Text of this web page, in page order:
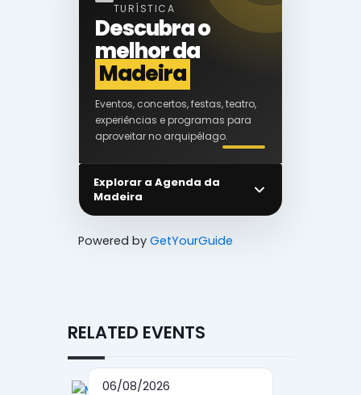
TURÍSTICA
Descubra o
melhor da
Madeira
Eventos, concertos, festas, teatro,
experiências e programas para
aproveitar no arquipélago.
Explorar a Agenda da
Madeira
Powered by GetYourGuide
RELATED EVENTS
06/08/2026